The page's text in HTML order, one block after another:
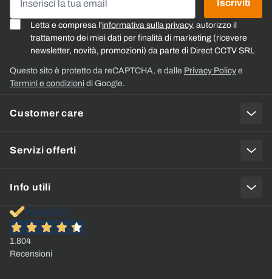
Customer care
Servizi offerti
Info utili
Letta e compresa l'informativa sulla privacy, autorizzo il
trattamento dei miei dati per finalità di marketing (ricevere
newsletter, novità, promozioni) da parte di Direct CCTV SRL
Iscriviti
Questo sito è protetto da reCAPTCHA, e dalle Privacy Policy e
Termini e condizioni di Google.
1.804
Recensioni